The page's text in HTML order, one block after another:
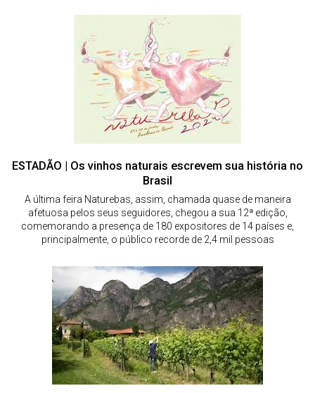
ESTADÃO | Os vinhos naturais escrevem sua história no
Brasil
A última feira Naturebas, assim, chamada quase de maneira
afetuosa pelos seus seguidores, chegou a sua 12ª edição,
comemorando a presença de 180 expositores de 14 países e,
principalmente, o público recorde de 2,4 mil pessoas